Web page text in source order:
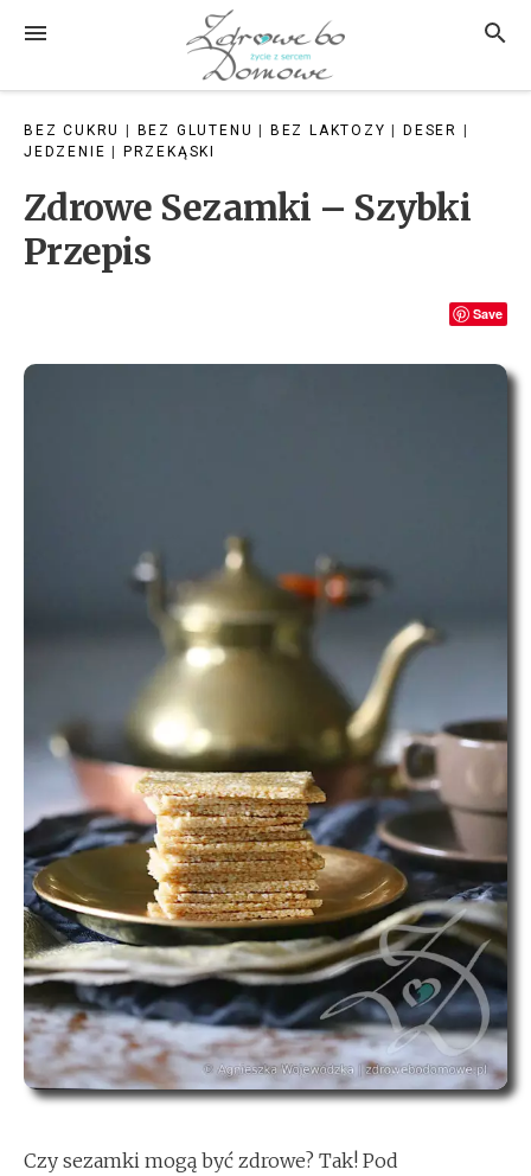
MENU
BEZ CUKRU BEZ GLUTENU BEZ LAKTOZY DESER
JEDZENIE
PRZEKĄSKI
Zdrowe Sezamki – Szybki
Przepis
Save
Czy sezamki mogą być zdrowe? Tak! Pod